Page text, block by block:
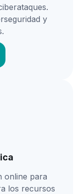
y
online para
los recursos